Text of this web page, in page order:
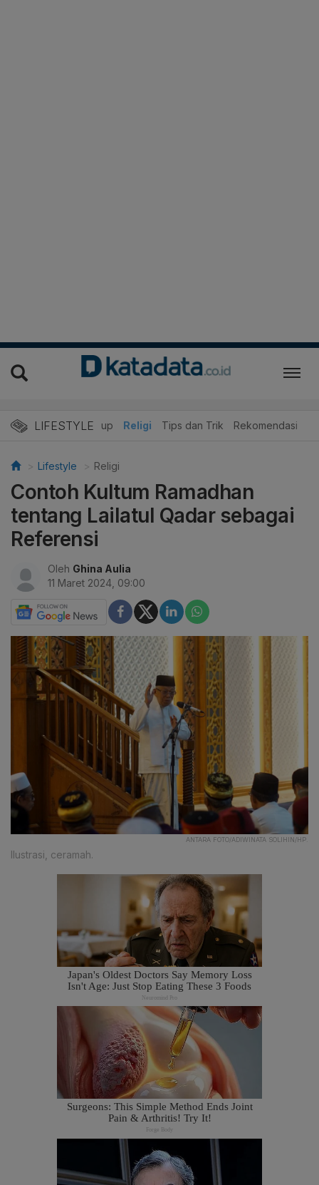
LIFESTYLE
Edukasi Gaya Hidup Religi Tips dan Trik Rekomendasi
Lifestyle Religi
Contoh Kultum Ramadhan
tentang Lailatul Qadar sebagai
Referensi
Oleh Ghina Aulia
11 Maret 2024, 09:00
ANTARA FOTO/ADIWINATA SOLIHIN/HP.
Ilustrasi, ceramah.